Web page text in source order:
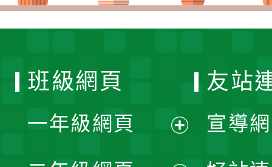
班級網頁
一年級網頁
友站
宣導